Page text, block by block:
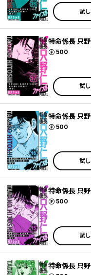
試
特命係長 只
500
ポイント
試
特命係長 只
500
ポイント
試
特命係長 只
500
ポイント
試
特命係長 只